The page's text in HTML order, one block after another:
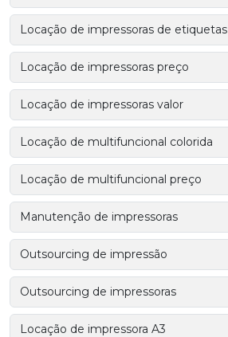
Locação de impressoras de etiquetas
Locação de impressoras preço
Locação de impressoras valor
Locação de multifuncional colorida
Locação de multifuncional preço
Manutenção de impressoras
Outsourcing de impressão
Outsourcing de impressoras
Locação de impressora A3